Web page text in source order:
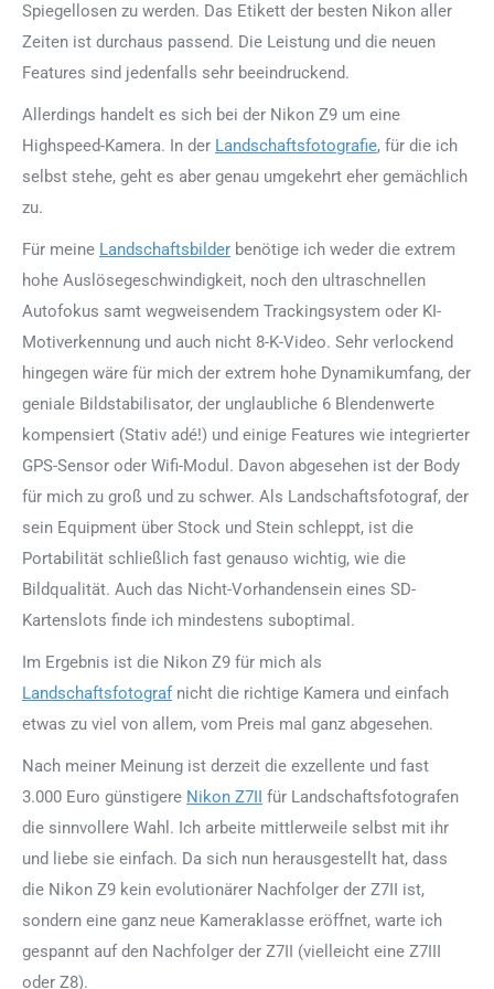
Spiegellosen zu werden. Das Etikett der besten Nikon aller
Zeiten ist durchaus passend. Die Leistung und die neuen
Features sind jedenfalls sehr beeindruckend.
Allerdings handelt es sich bei der Nikon Z9 um eine
Highspeed-Kamera. In der Landschaftsfotografie, für die ich
selbst stehe, geht es aber genau umgekehrt eher gemächlich
zu.
Für meine Landschaftsbilder benötige ich weder die extrem
hohe Auslösegeschwindigkeit, noch den ultraschnellen
Autofokus samt wegweisendem Trackingsystem oder KI-
Motiverkennung und auch nicht 8-K-Video. Sehr verlockend
hingegen wäre für mich der extrem hohe Dynamikumfang, der
geniale Bildstabilisator, der unglaubliche 6 Blendenwerte
kompensiert (Stativ adé!) und einige Features wie integrierter
GPS-Sensor oder Wifi-Modul. Davon abgesehen ist der Body
für mich zu groß und zu schwer. Als Landschaftsfotograf, der
sein Equipment über Stock und Stein schleppt, ist die
Portabilität schließlich fast genauso wichtig, wie die
Bildqualität. Auch das Nicht-Vorhandensein eines SD-
Kartenslots finde ich mindestens suboptimal.
Im Ergebnis ist die Nikon Z9 für mich als
Landschaftsfotografnicht die richtige Kamera und einfach
etwas zu viel von allem, vom Preis mal ganz abgesehen.
Nach meiner Meinung ist derzeit die exzellente und fast
3.000 Euro günstigere Nikon Z7II für Landschaftsfotografen
die sinnvollere Wahl. Ich arbeite mittlerweile selbst mit ihr
und liebe sie einfach. Da sich nun herausgestellt hat, dass
die Nikon Z9 kein evolutionärer Nachfolger der Z7II ist,
sondern eine ganz neue Kameraklasse eröffnet, warte ich
gespannt auf den Nachfolger der Z7II (vielleicht eine Z7III
oder Z8).